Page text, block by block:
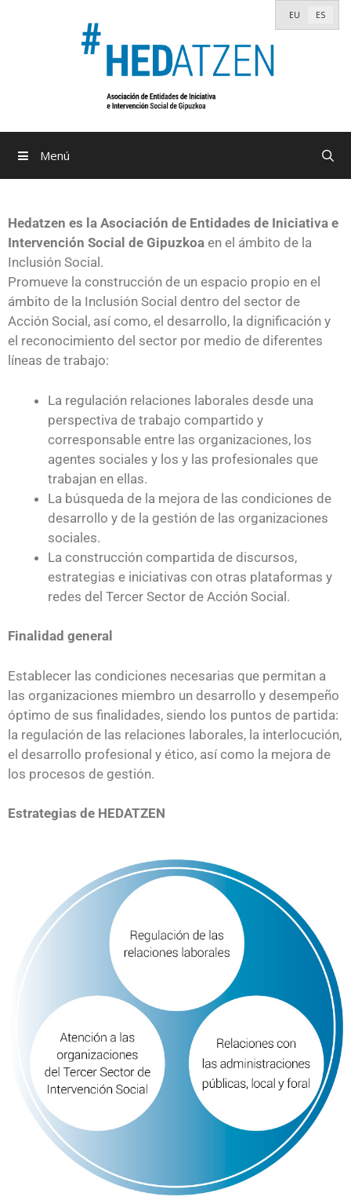
EU ES
Menú
Hedatzen es la Asociación de Entidades de Iniciativa e
Intervención Social de Gipuzkoa en el ámbito de la
Inclusión Social.
Promueve la construcción de un espacio propio en el
ámbito de la Inclusión Social dentro del sector de
Acción Social, así como, el desarrollo, la dignificación y
el reconocimiento del sector por medio de diferentes
líneas de trabajo:
La regulación relaciones laborales desde una
perspectiva de trabajo compartido y
corresponsable entre las organizaciones, los
agentes sociales y los y las profesionales que
trabajan en ellas.
La búsqueda de la mejora de las condiciones de
desarrollo y de la gestión de las organizaciones
sociales.
La construcción compartida de discursos,
estrategias e iniciativas con otras plataformas y
redes del Tercer Sector de Acción Social.
Finalidad general
Establecer las condiciones necesarias que permitan a
las organizaciones miembro un desarrollo y desempeño
óptimo de sus finalidades, siendo los puntos de partida:
la regulación de las relaciones laborales, la interlocución,
el desarrollo profesional y ético, así como la mejora de
los procesos de gestión.
Estrategias de HEDATZEN